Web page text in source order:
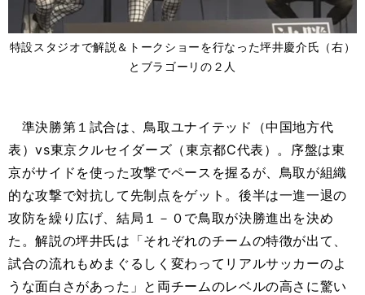
特設スタジオで解説＆トークショーを行なった坪井慶介氏（右）
とブラゴーリの２人
準決勝第１試合は、鳥取ユナイテッド（中国地方代
表）vs東京クルセイダーズ（東京都C代表）。序盤は東
京がサイドを使った攻撃でペースを握るが、鳥取が組織
的な攻撃で対抗して先制点をゲット。後半は一進一退の
攻防を繰り広げ、結局１－０で鳥取が決勝進出を決め
た。解説の坪井氏は「それぞれのチームの特徴が出て、
試合の流れもめまぐるしく変わってリアルサッカーのよ
うな面白さがあった」と両チームのレベルの高さに驚い